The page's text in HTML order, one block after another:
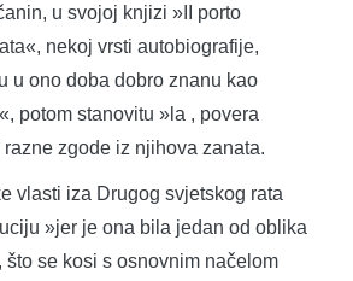
u svojoj knjizi »II porto
nekoj vrsti autobiografije,
u ono doba dobro znanu kao
potom stanovitu »la , povera
zgode iz njihova zanata.
vlasti iza Drugog svjetskog rata
»jer je ona bila jedan od oblika
se kosi s osnovnim načelom